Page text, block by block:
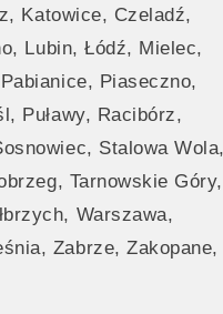
Katowice, Czeladź,
Lubin, Łódź, Mielec,
Piaseczno,
Puławy, Racibórz,
Stalowa Wola,
Tarnowskie Góry,
Warszawa,
Zabrze, Zakopane,